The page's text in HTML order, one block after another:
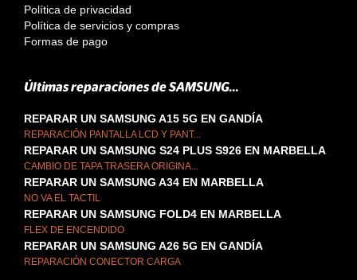
Política de privacidad
Política de servicios y compras
Formas de pago
Últimas reparaciones de SAMSUNG...
REPARAR UN SAMSUNG A15 5G EN GANDÍA
REPARACIÓN PANTALLA LCD Y PANT...
REPARAR UN SAMSUNG S24 PLUS S926 EN MARBELLA
CAMBIO DE TAPA TRASERA ORIGINA...
REPARAR UN SAMSUNG A34 EN MARBELLA
NO VA EL TACTIL
REPARAR UN SAMSUNG FOLD4 EN MARBELLA
FLEX DE ENCENDIDO
REPARAR UN SAMSUNG A26 5G EN GANDÍA
REPARACIÓN CONECTOR CARGA